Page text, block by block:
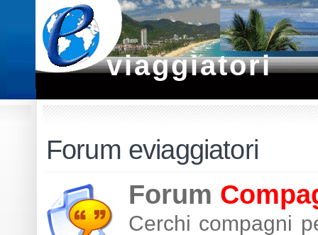
viaggiatori
Forum eviaggiatori
Forum
Cerchi compagni